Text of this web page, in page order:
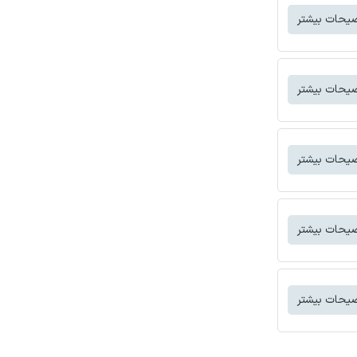
بیشتر
بیشتر
بیشتر
بیشتر
بیشتر